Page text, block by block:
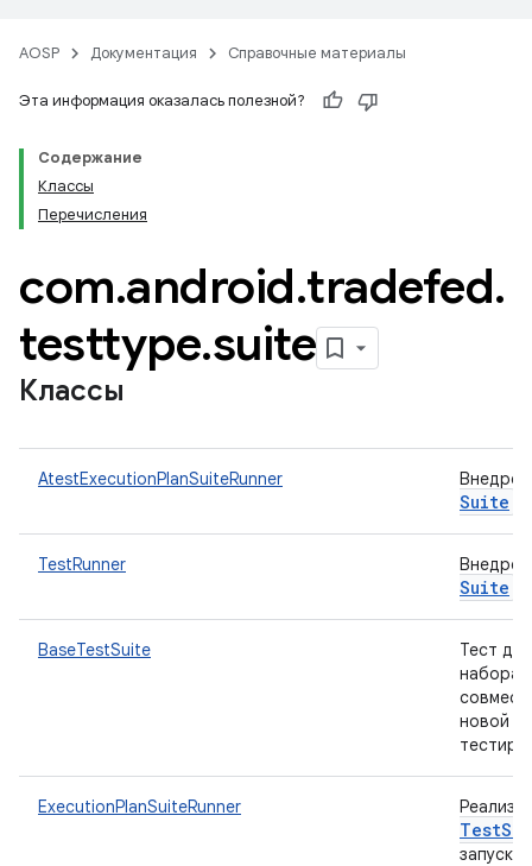
AOSP Документация Справочные материалы
Эта информация оказалась полезной?
Содержание
Классы
Перечисления
com.android.tradefed.
testtype.suite
Классы
AtestExecutionPlanSuiteRunner
Suite
TestRunner
Suite
BaseTestSuite
Тест
набора
новой
ExecutionPlanSuiteRunner
Test
запуска